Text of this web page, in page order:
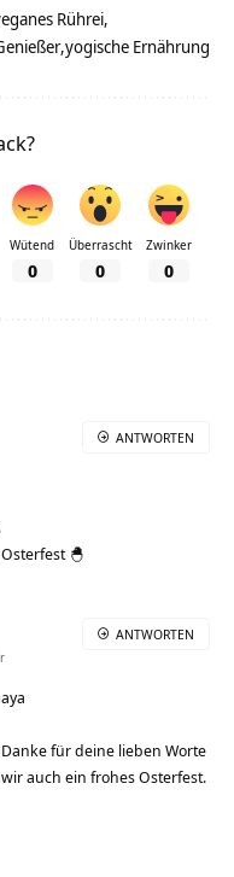
Rührei
yogische Ernährung
Wütend
0
Überrascht
0
Zwinker
0
🐣
ANTWORTEN
für deine lieben Worte
auch ein frohes Osterfest.
ANTWORTEN